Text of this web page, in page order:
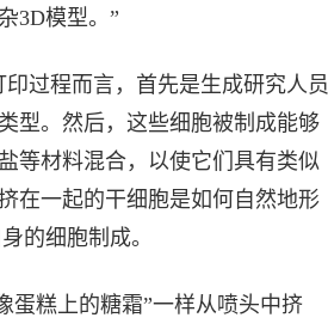
3D模型。”
过程而言，首先是生成研究人员
型。然后，这些细胞被制成能够
等材料混合，以使它们具有类似
在一起的干细胞是如何自然地形
的细胞制成。
蛋糕上的糖霜”一样从喷头中挤